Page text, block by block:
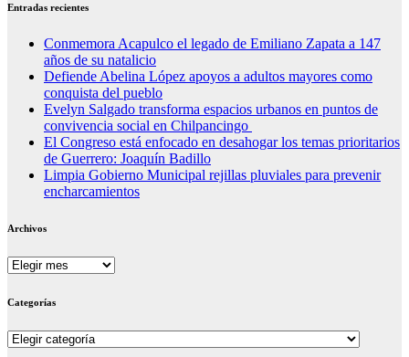
Entradas recientes
Conmemora Acapulco el legado de Emiliano Zapata a 147
años de su natalicio
Defiende Abelina López apoyos a adultos mayores como
conquista del pueblo
Evelyn Salgado transforma espacios urbanos en puntos de
convivencia social en Chilpancingo
El Congreso está enfocado en desahogar los temas prioritarios
de Guerrero: Joaquín Badillo
Limpia Gobierno Municipal rejillas pluviales para prevenir
encharcamientos
Archivos
Archivos
Categorías
Categorías